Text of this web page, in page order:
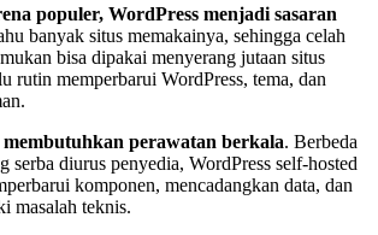
populer, WordPress menjadi sasaran
banyak situs memakainya, sehingga celah
bisa dipakai menyerang jutaan situs
rutin memperbarui WordPress, tema, dan
membutuhkan perawatan berkala. Berbeda
serba diurus penyedia, WordPress self-hosted
komponen, mencadangkan data, dan
masalah teknis.